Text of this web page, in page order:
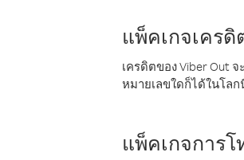
แพ็คเกจเครดิ
เครดิตของ Viber Out
หมายเลขใดก็ได้ในโล
แพ็คเกจการโ